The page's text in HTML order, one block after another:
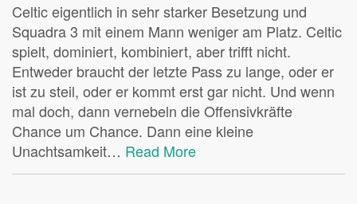
Celtic eigentlich in sehr starker Besetzung und
Squadra 3 mit einem Mann weniger am Platz. Celtic
spielt, dominiert, kombiniert, aber trifft nicht.
Entweder braucht der letzte Pass zu lange, oder er
ist zu steil, oder er kommt erst gar nicht. Und wenn
mal doch, dann vernebeln die Offensivkräfte
Chance um Chance. Dann eine kleine
Unachtsamkeit… Read More